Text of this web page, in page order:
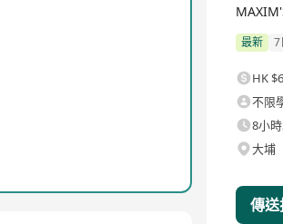
最新 7
HK
不限
8小
大埔
傳